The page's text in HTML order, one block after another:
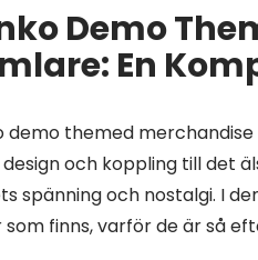
Demo
En
demo themed
design och koppling till det
spänning och nostalgi. I
finns, varför de är så